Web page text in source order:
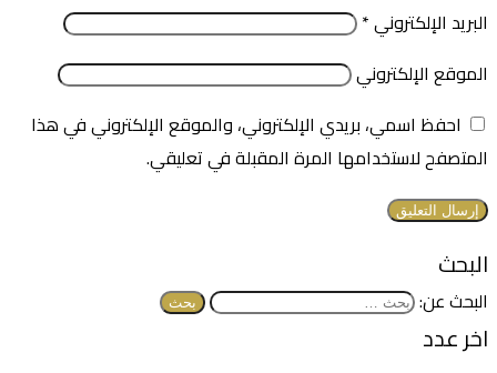
البريد الإلكتروني*
الموقع الإلكتروني
احفظ اسمي، بريدي الإلكتروني، والموقع الإلكتروني في هذا
المتصفح لاستخدامها المرة المقبلة في تعليقي.
البحث
البحث عن:
اخر عدد